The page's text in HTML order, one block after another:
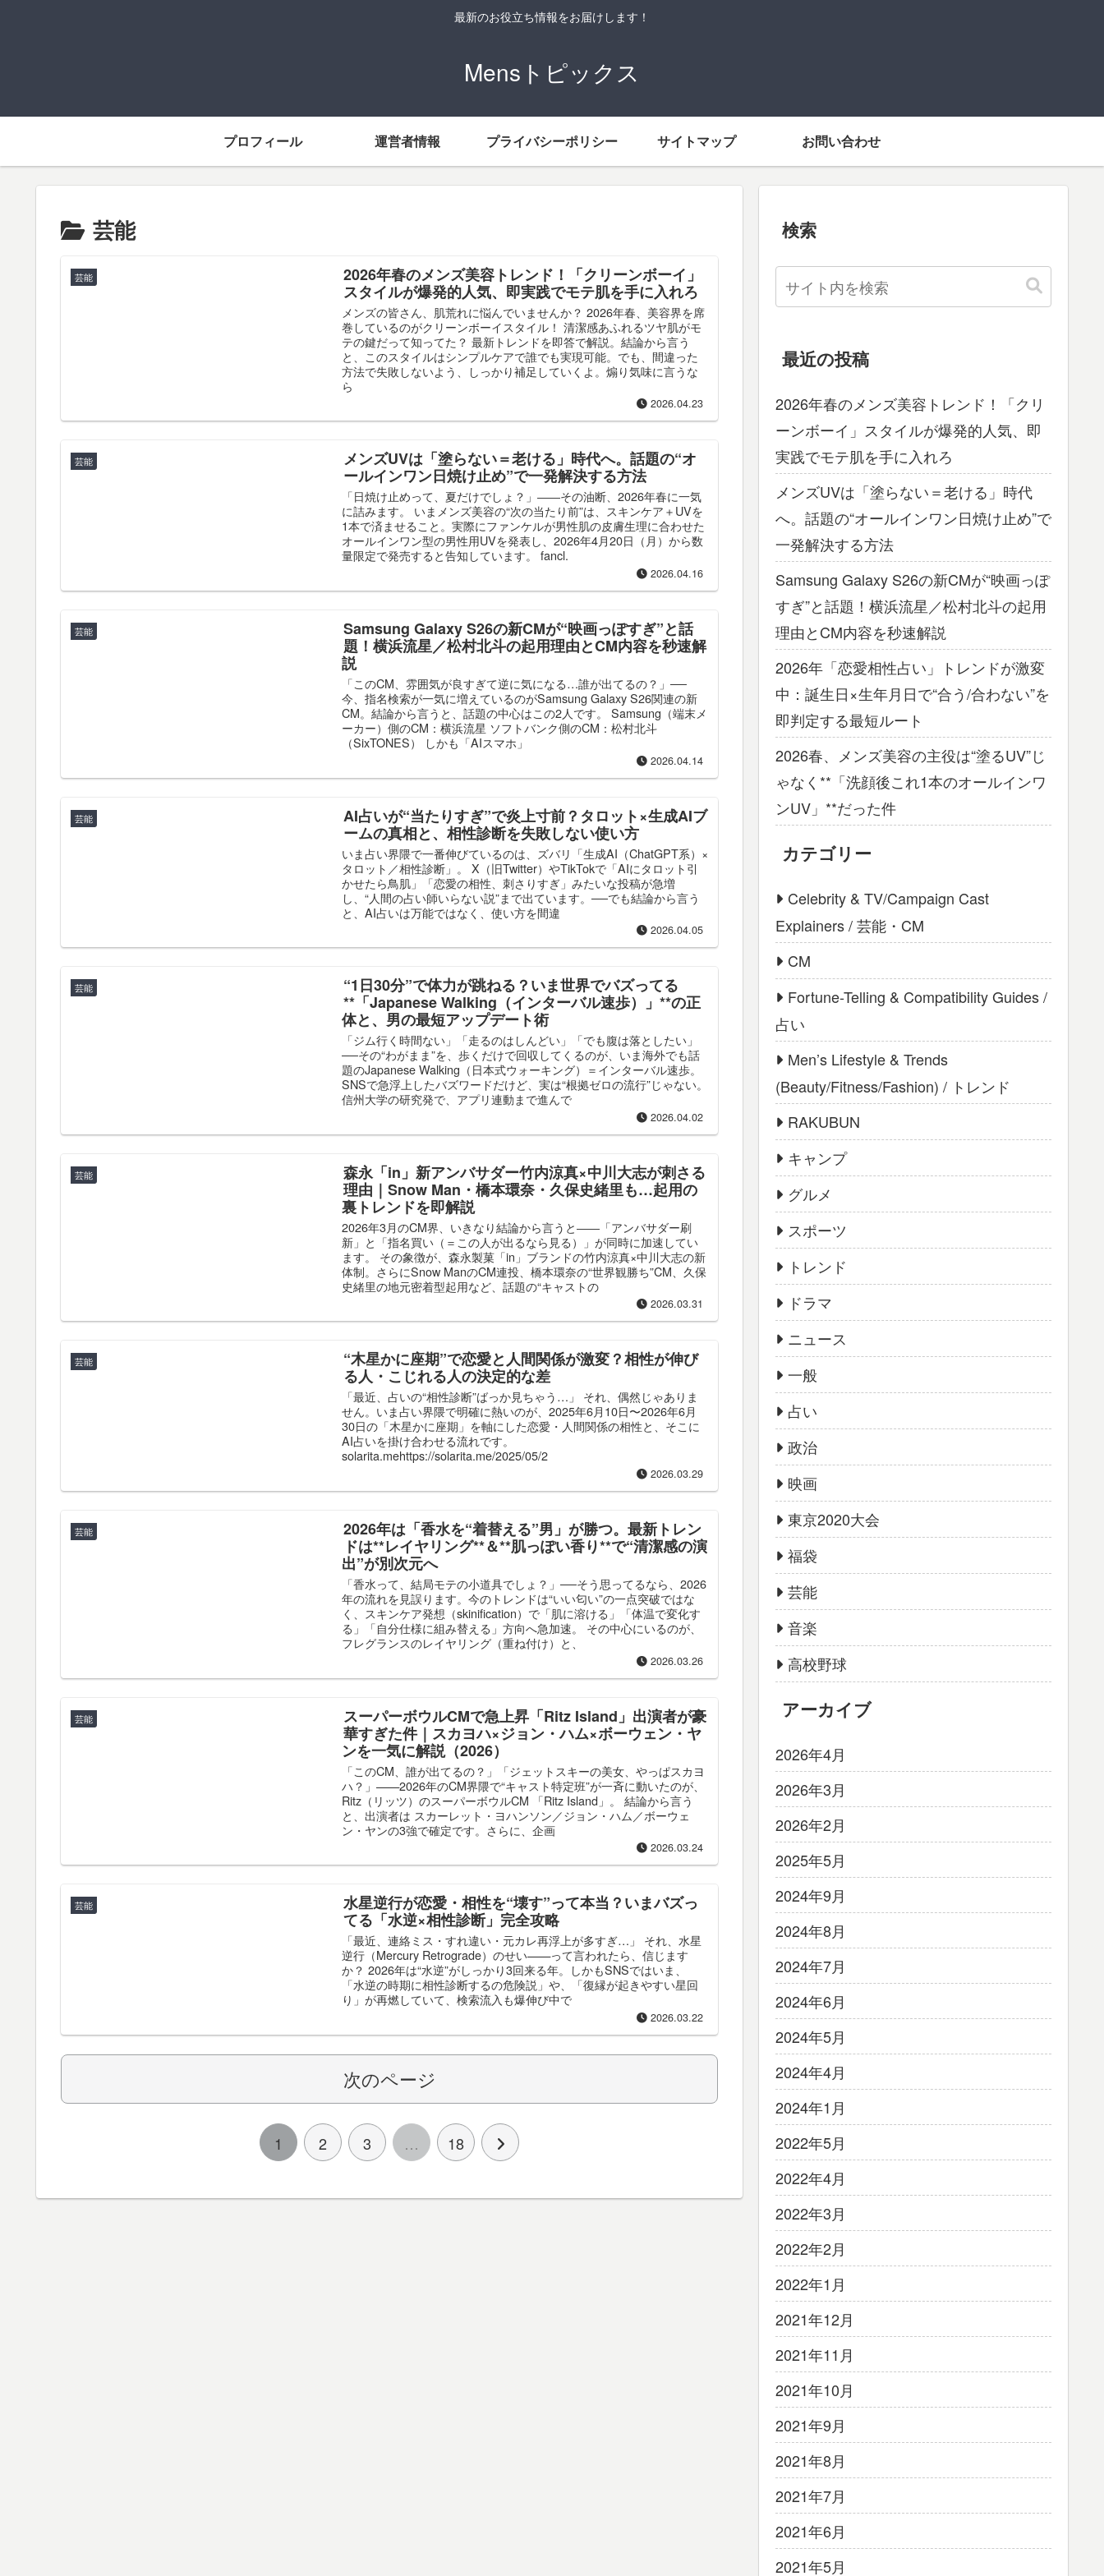
最新のお役立ち情報をお届けします！
Mensトピックス
プロフィール 運営者情報 プライバシーポリシー サイトマップ お問い合わせ
芸能
芸能
2026年春のメンズ美容トレンド！「クリーンボーイ」
スタイルが爆発的人気、即実践でモテ肌を手に入れろ
メンズの皆さん、肌荒れに悩んでいませんか？ 2026年春、美容界を席
巻しているのがクリーンボーイスタイル！ 清潔感あふれるツヤ肌がモ
テの鍵だって知ってた？ 最新トレンドを即答で解説。結論から言う
と、このスタイルはシンプルケアで誰でも実現可能。でも、間違った
方法で失敗しないよう、しっかり補足していくよ。煽り気味に言うな
ら
2026.04.23
芸能
メンズUVは「塗らない＝老ける」時代へ。話題の“オ
ールインワン日焼け止め”で一発解決する方法
「日焼け止めって、夏だけでしょ？」――その油断、2026年春に一気
に詰みます。 いまメンズ美容の“次の当たり前”は、スキンケア＋UVを
1本で済ませること。実際にファンケルが男性肌の皮膚生理に合わせた
オールインワン型の男性用UVを発表し、2026年4月20日（月）から数
量限定で発売すると告知しています。 fancl.
2026.04.16
芸能
Samsung Galaxy S26の新CMが“映画っぽすぎ”と話
題！横浜流星／松村北斗の起用理由とCM内容を秒速解
説
「このCM、雰囲気が良すぎて逆に気になる…誰が出てるの？」──
今、指名検索が一気に増えているのがSamsung Galaxy S26関連の新
CM。結論から言うと、話題の中心はこの2人です。 Samsung（端末メ
ーカー）側のCM：横浜流星 ソフトバンク側のCM：松村北斗
（SixTONES） しかも「AIスマホ」
2026.04.14
芸能
AI占いが“当たりすぎ”で炎上寸前？タロット×生成AIブ
ームの真相と、相性診断を失敗しない使い方
いま占い界隈で一番伸びているのは、ズバリ「生成AI（ChatGPT系）×
タロット／相性診断」。 X（旧Twitter）やTikTokで「AIにタロット引
かせたら鳥肌」「恋愛の相性、刺さりすぎ」みたいな投稿が急増
し、“人間の占い師いらない説”まで出ています。──でも結論から言う
と、AI占いは万能ではなく、使い方を間違
2026.04.05
芸能
“1日30分”で体力が跳ねる？いま世界でバズってる
**「Japanese Walking（インターバル速歩）」**の正
体と、男の最短アップデート術
「ジム行く時間ない」「走るのはしんどい」「でも腹は落としたい」
──その“わがまま”を、歩くだけで回収してくるのが、いま海外でも話
題のJapanese Walking（日本式ウォーキング）＝インターバル速歩。
SNSで急浮上したバズワードだけど、実は“根拠ゼロの流行”じゃない。
信州大学の研究発で、アプリ連動まで進んで
2026.04.02
芸能
森永「in」新アンバサダー竹内涼真×中川大志が刺さる
理由｜Snow Man・橋本環奈・久保史緒里も…起用の
裏トレンドを即解説
2026年3月のCM界、いきなり結論から言うと――「アンバサダー刷
新」と「指名買い（＝この人が出るなら見る）」が同時に加速してい
ます。 その象徴が、森永製菓「in」ブランドの竹内涼真×中川大志の新
体制。さらにSnow ManのCM連投、橋本環奈の“世界観勝ち”CM、久保
史緒里の地元密着型起用など、話題の“キャストの
2026.03.31
芸能
“木星かに座期”で恋愛と人間関係が激変？相性が伸び
る人・こじれる人の決定的な差
「最近、占いの“相性診断”ばっか見ちゃう…」 それ、偶然じゃありま
せん。いま占い界隈で明確に熱いのが、2025年6月10日〜2026年6月
30日の「木星かに座期」を軸にした恋愛・人間関係の相性と、そこに
AI占いを掛け合わせる流れです。
solarita.mehttps://solarita.me/2025/05/2
2026.03.29
芸能
2026年は「香水を“着替える”男」が勝つ。最新トレン
ドは**レイヤリング**＆**肌っぽい香り**で“清潔感の演
出”が別次元へ
「香水って、結局モテの小道具でしょ？」──そう思ってるなら、2026
年の流れを見誤ります。今のトレンドは“いい匂い”の一点突破ではな
く、スキンケア発想（skinification）で「肌に溶ける」「体温で変化す
る」「自分仕様に組み替える」方向へ急加速。 その中心にいるのが、
フレグランスのレイヤリング（重ね付け）と、
2026.03.26
芸能
スーパーボウルCMで急上昇「Ritz Island」出演者が豪
華すぎた件｜スカヨハ×ジョン・ハム×ボーウェン・ヤ
ンを一気に解説（2026）
「このCM、誰が出てるの？」「ジェットスキーの美女、やっぱスカヨ
ハ？」——2026年のCM界隈で“キャスト特定班”が一斉に動いたのが、
Ritz（リッツ）のスーパーボウルCM 「Ritz Island」。 結論から言う
と、出演者は スカーレット・ヨハンソン／ジョン・ハム／ボーウェ
ン・ヤンの3強で確定です。さらに、企画
2026.03.24
芸能
水星逆行が恋愛・相性を“壊す”って本当？いまバズっ
てる「水逆×相性診断」完全攻略
「最近、連絡ミス・すれ違い・元カレ再浮上が多すぎ…」 それ、水星
逆行（Mercury Retrograde）のせい——って言われたら、信じます
か？ 2026年は“水逆”がしっかり3回来る年。しかもSNSではいま、
「水逆の時期に相性診断するの危険説」や、「復縁が起きやすい星回
り」が再燃していて、検索流入も爆伸び中で
2026.03.22
次のページ
1 2 3 … 18
検索
最近の投稿
2026年春のメンズ美容トレンド！「クリ
ーンボーイ」スタイルが爆発的人気、即
実践でモテ肌を手に入れろ
メンズUVは「塗らない＝老ける」時代
へ。話題の“オールインワン日焼け止め”で
一発解決する方法
Samsung Galaxy S26の新CMが“映画っぽ
すぎ”と話題！横浜流星／松村北斗の起用
理由とCM内容を秒速解説
2026年「恋愛相性占い」トレンドが激変
中：誕生日×生年月日で“合う/合わない”を
即判定する最短ルート
2026春、メンズ美容の主役は“塗るUV”じ
ゃなく**「洗顔後これ1本のオールインワ
ンUV」**だった件
カテゴリー
Celebrity & TV/Campaign Cast
Explainers / 芸能・CM
CM
Fortune-Telling & Compatibility Guides /
占い
Men’s Lifestyle & Trends
(Beauty/Fitness/Fashion) / トレンド
RAKUBUN
キャンプ
グルメ
スポーツ
トレンド
ドラマ
ニュース
一般
占い
政治
映画
東京2020大会
福袋
芸能
音楽
高校野球
アーカイブ
2026年4月
2026年3月
2026年2月
2025年5月
2024年9月
2024年8月
2024年7月
2024年6月
2024年5月
2024年4月
2024年1月
2022年5月
2022年4月
2022年3月
2022年2月
2022年1月
2021年12月
2021年11月
2021年10月
2021年9月
2021年8月
2021年7月
2021年6月
2021年5月